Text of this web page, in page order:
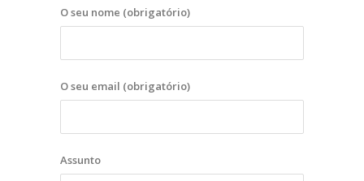
O seu nome (obrigatório)
O seu email (obrigatório)
Assunto